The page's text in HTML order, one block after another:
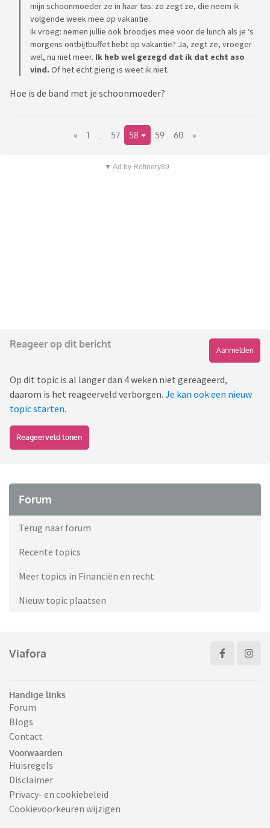
mijn schoonmoeder ze in haar tas: zo zegt ze, die neem ik
volgende week mee op vakantie.
Ik vroeg: nemen jullie ook broodjes mee voor de lunch als je ‘s
morgens ontbijtbuffet hebt op vakantie? Ja, zegt ze, vroeger
wel, nu niet meer. Ik heb wel gezegd dat ik dat echt aso
vind. Of het echt gierig is weet ik niet.
Hoe is de band met je schoonmoeder?
« 1 57 58 59 60 »
▼ Ad by Refinery89
Reageer op dit bericht
Aanmelden
Op dit topic is al langer dan 4 weken niet gereageerd,
daarom is het reageerveld verborgen. Je kan ook een nieuw
topic starten.
Reageerveld tonen
Forum
Terug naar forum
Recente topics
Meer topics in Financiën en recht
Nieuw topic plaatsen
Viafora
Handige links
Forum
Blogs
Contact
Voorwaarden
Huisregels
Disclaimer
Privacy- en cookiebeleid
Cookievoorkeuren wijzigen